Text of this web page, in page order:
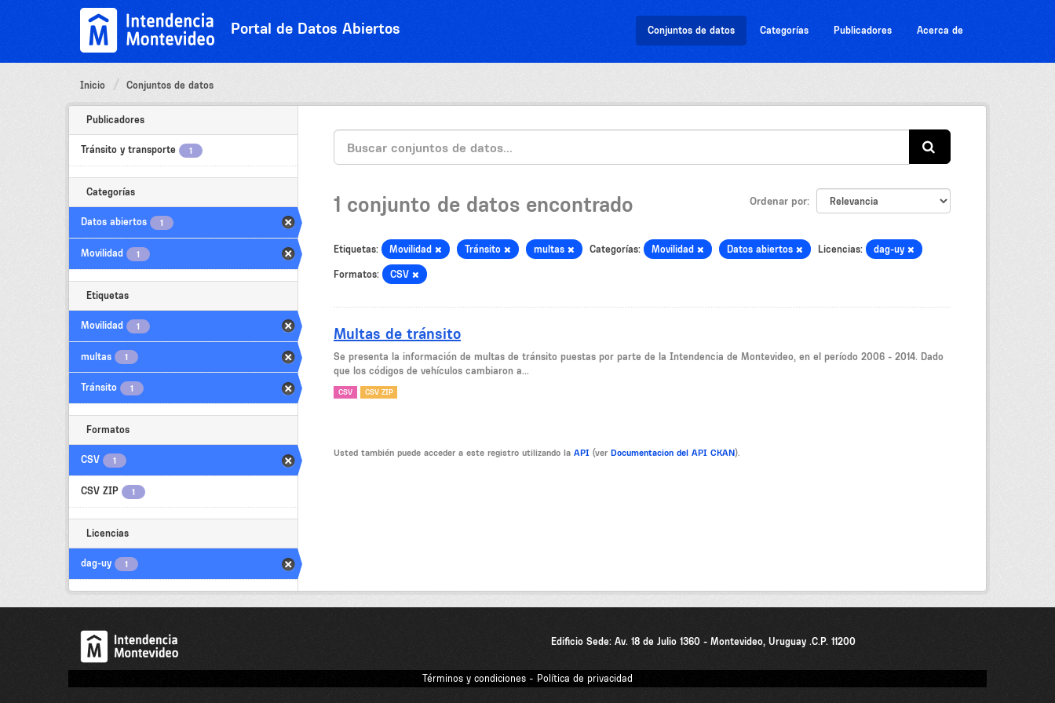
Portal de Datos Abiertos Conjuntos de datos Categorías Publicadores Acerca de
Inicio Conjuntos de datos
Publicadores
Tránsito y transporte 1
Categorías
Datos abiertos 1
Movilidad 1
Etiquetas
Movilidad 1
multas 1
Tránsito 1
Formatos
CSV 1
CSV ZIP 1
Licencias
dag-uy 1
Ordenar por
1 conjunto de datos encontrado
Etiquetas: Movilidad Tránsito multas Categorías: Movilidad Datos abiertos Licencias: dag-uy
Formatos: CSV
Multas de tránsito
Se presenta la información de multas de tránsito puestas por parte de la Intendencia de Montevideo, en el período 2006 - 2014. Dado
que los códigos de vehículos cambiaron a...
CSV CSV ZIP
Usted también puede acceder a este registro utilizando la API (ver Documentacion del API CKAN).
Edificio Sede: Av. 18 de Julio 1360 - Montevideo, Uruguay .C.P. 11200
Términos y condiciones - Política de privacidad